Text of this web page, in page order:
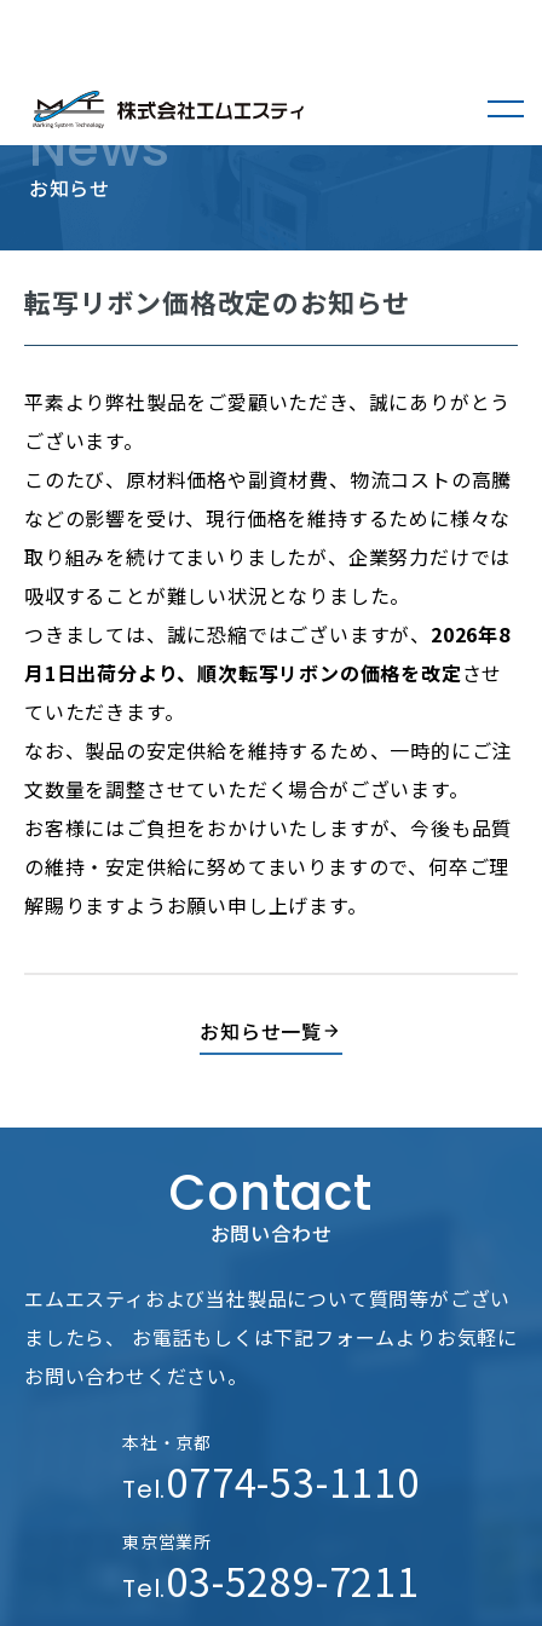
menu
お知らせ
News
転写リボン価格改定のお知らせ
平素より弊社製品をご愛顧いただき、誠にありがとう
ございます。
このたび、原材料価格や副資材費、物流コストの高騰
などの影響を受け、現行価格を維持するために様々な
取り組みを続けてまいりましたが、企業努力だけでは
吸収することが難しい状況となりました。
つきましては、誠に恐縮ではございますが、 2026年8
月1日出荷分より、順次転写リボンの価格を改定させ
ていただきます。
なお、製品の安定供給を維持するため、一時的にご注
文数量を調整させていただく場合がございます。
お客様にはご負担をおかけいたしますが、今後も品質
の維持・安定供給に努めてまいりますので、何卒ご理
解賜りますようお願い申し上げます。
お知らせ一覧
お問い合わせ
Contact
エムエスティおよび当社製品について質問等がござい
ましたら、
お電話もしくは下記フォームよりお気軽に
お問い合わせください。
本社・京都
Tel.0774-53-1110
東京営業所
Tel.03-5289-7211